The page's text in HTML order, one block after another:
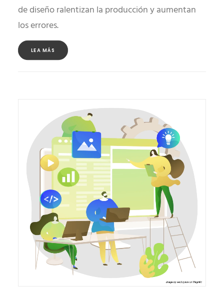
de diseño ralentizan la producción y aumentan
los errores.
LEA MÁS